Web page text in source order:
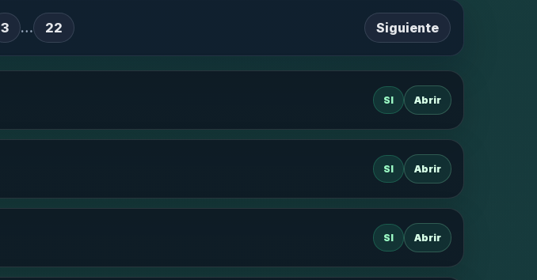
3 … 22 Siguiente
SI Abrir
SI Abrir
SI Abrir